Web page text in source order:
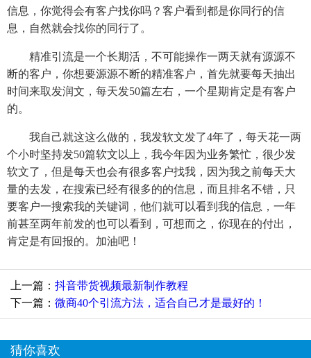
信息，你觉得会有客户找你吗？客户看到都是你同行的信
息，自然就会找你的同行了。
精准引流是一个长期活，不可能操作一两天就有源源不
断的客户，你想要源源不断的精准客户，首先就要每天抽出
时间来取发润文，每天发50篇左右，一个星期肯定是有客户
的。
我自己就这这么做的，我发软文发了4年了，每天花一两
个小时坚持发50篇软文以上，我今年因为业务繁忙，很少发
软文了，但是每天也会有很多客户找我，因为我之前每天大
量的去发，在搜索已经有很多的的信息，而且排名不错，只
要客户一搜索我的关键词，他们就可以看到我的信息，一年
前甚至两年前发的也可以看到，可想而之，你现在的付出，
肯定是有回报的。加油吧！
上一篇： 抖音带货视频最新制作教程
下一篇： 微商40个引流方法，适合自己才是最好的！
猜你喜欢